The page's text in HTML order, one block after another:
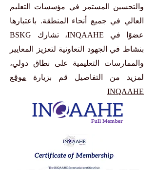
والتحسين المستمر في مؤسسات التعليم
العالي في جميع أنحاء المنطقة. باعتبارها
عضوًا في INQAAHE، تشارك BSKG
بنشاط في الجهود التعاونية لتعزيز المعايير
والممارسات التعليمية على نطاق دولي،
لمزيد من التفاصيل قم بزيارة موقع
INQAAHE